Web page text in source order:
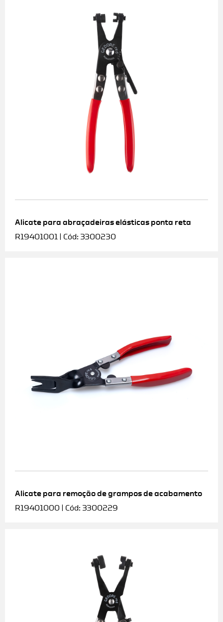
Alicate para abraçadeiras elásticas ponta reta
R19401001 | Cód: 3300230
Alicate para remoção de grampos de acabamento
R19401000 | Cód: 3300229